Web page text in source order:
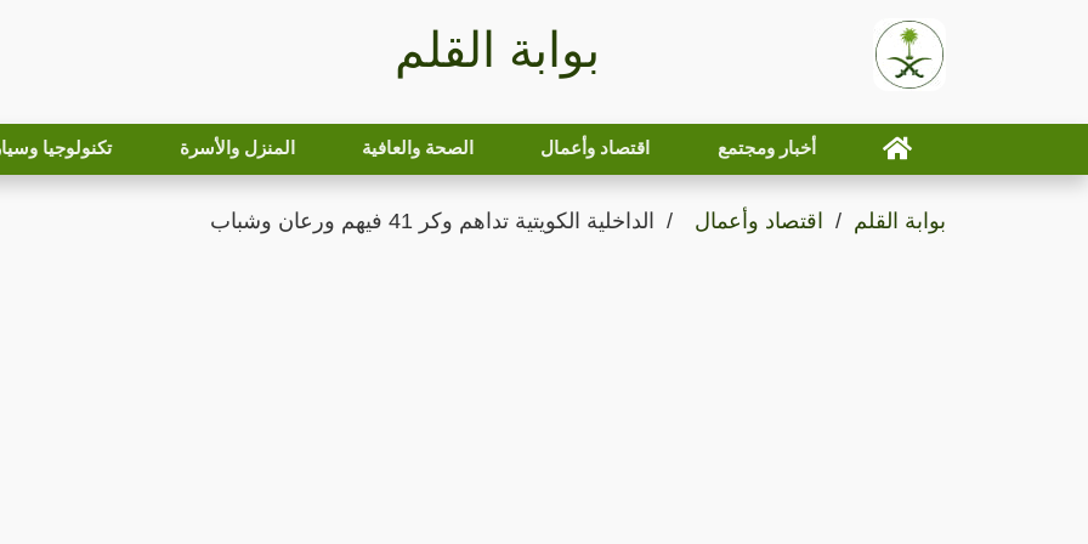
بوابة القلم
أخبار ومجتمع اقتصاد وأعمال الصحة والعافية المنزل والأسرة تكنولوجيا
بوابة القلم اقتصاد وأعمال الداخلية الكويتية تداهم وكر 41 فيهم ورعان وشباب